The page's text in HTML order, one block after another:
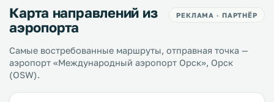
Карта направлений из
аэропорта
РЕКЛАМА · ПАРТНЁР
Самые востребованные маршруты, отправная точка —
аэропорт «Международный аэропорт Орск», Орск
(OSW).